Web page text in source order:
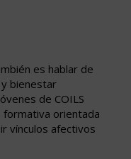
es hablar de
bienestar
de COILS
formativa orientada
vínculos afectivos